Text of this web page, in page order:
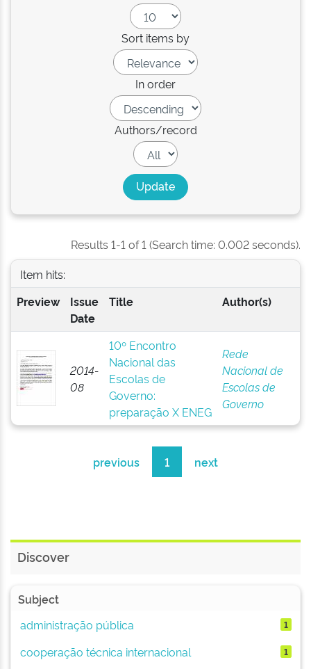
Sort items by
In order
Authors/record
Results 1-1 of 1 (Search time: 0.002 seconds).
Item hits:
Preview
Issue
Date
Title Author(s)
2014-
08
10º Encontro
Nacional das
Escolas de
Governo:
preparação X ENEG
Rede
Nacional de
Escolas de
Governo
previous 1 next
Discover
Subject
administração pública
1
cooperação técnica internacional 1